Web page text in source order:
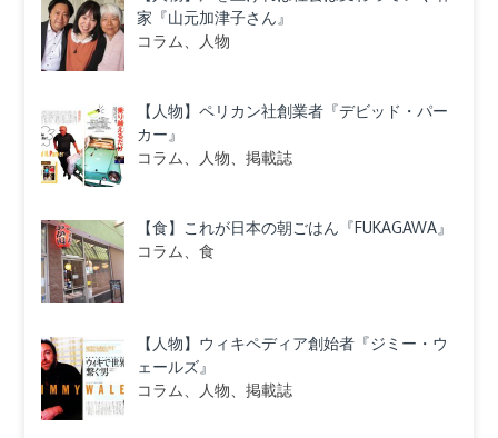
家『山元加津子さん』
コラム、人物
【人物】ペリカン社創業者『デビッド・パー
カー』
コラム、人物、掲載誌
【食】これが日本の朝ごはん『FUKAGAWA』
コラム、食
【人物】ウィキペディア創始者『ジミー・ウ
ェールズ』
コラム、人物、掲載誌